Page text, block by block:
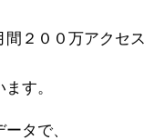
２００万アクセス
す。
タで、